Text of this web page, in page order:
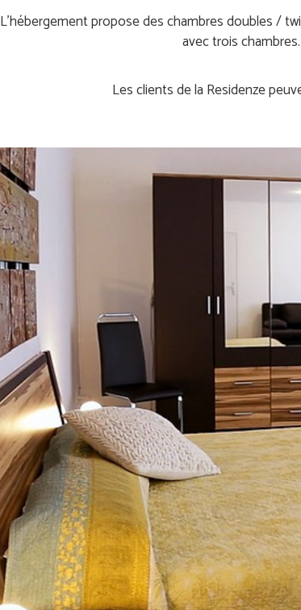
L’hébergement propose des chambres doubles /
avec trois
Les clients de la Residenze